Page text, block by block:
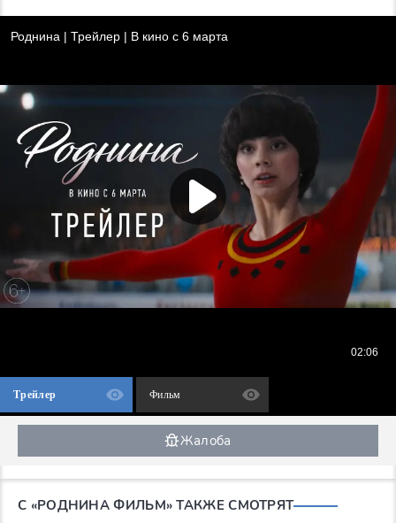
Трейлер Фильм
Жалоба
С «РОДНИНА ФИЛЬМ» ТАКЖЕ СМОТРЯТ